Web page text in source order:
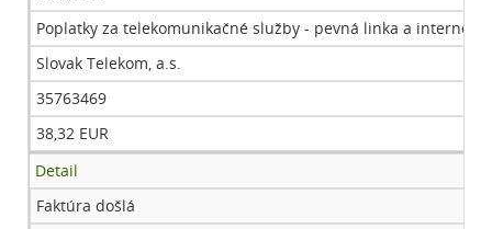
Poplatky za telekomunikačné služby - pevná linka a internet
Slovak Telekom, a.s.
35763469
38,32 EUR
Detail
Faktúra došlá